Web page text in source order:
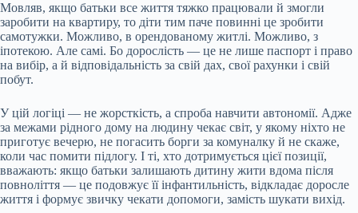
Мовляв, якщо батьки все життя тяжко працювали й змогли
заробити на квартиру, то діти тим паче повинні це зробити
самотужки. Можливо, в орендованому житлі. Можливо, з
іпотекою. Але самі. Бо дорослість — це не лише паспорт і право
на вибір, а й відповідальність за свій дах, свої рахунки і свій
побут.
У цій логіці — не жорсткість, а спроба навчити автономії. Адже
за межами рідного дому на людину чекає світ, у якому ніхто не
приготує вечерю, не погасить борги за комуналку й не скаже,
коли час помити підлогу. І ті, хто дотримується цієї позиції,
вважають: якщо батьки залишають дитину жити вдома після
повноліття — це подовжує її інфантильність, відкладає доросле
життя і формує звичку чекати допомоги, замість шукати вихід.